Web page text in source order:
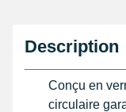
Description
Conçu en
circulaire